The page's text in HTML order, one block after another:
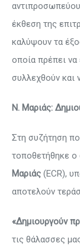
έκθεση της
καλύψουν τα
οποία πρέπει
συλλεχθούν και
Ν. Μαριάς:
Στη συζήτηση
τοποθετήθηκε ο
Μαριάς (ECR),
αποτελούν
«Δημιουργούν
τις θάλασσες